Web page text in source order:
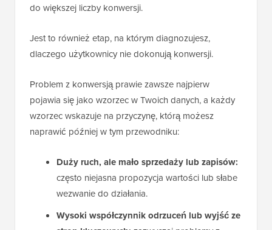
do większej liczby konwersji.
Jest to również etap, na którym diagnozujesz,
dlaczego użytkownicy nie dokonują konwersji.
Problem z konwersją prawie zawsze najpierw
pojawia się jako wzorzec w Twoich danych, a każdy
wzorzec wskazuje na przyczynę, którą możesz
naprawić później w tym przewodniku:
Duży ruch, ale mało sprzedaży lub zapisów:
często niejasna propozycja wartości lub słabe
wezwanie do działania.
Wysoki współczynnik odrzuceń lub wyjść ze